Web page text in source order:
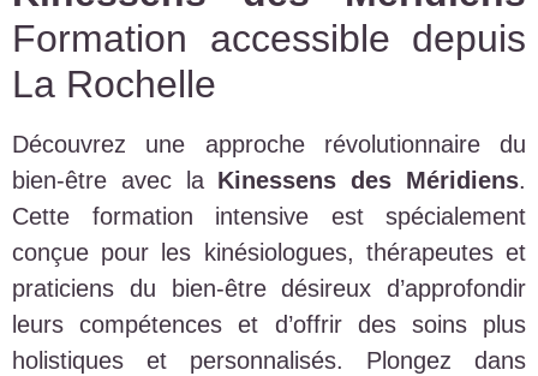
Formation accessible depuis
La Rochelle
Découvrez une approche révolutionnaire du
bien-être avec la Kinessens des Méridiens.
Cette formation intensive est spécialement
conçue pour les kinésiologues, thérapeutes et
praticiens du bien-être désireux d’approfondir
leurs compétences et d’offrir des soins plus
holistiques et personnalisés. Plongez dans